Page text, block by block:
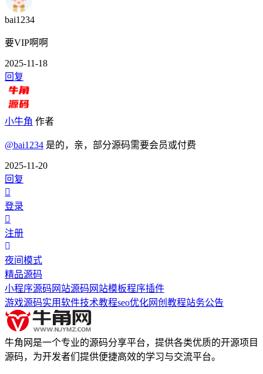
bai1234
要VIP啊啊
2025-11-18
回复
小牛角 作者
@bai1234 是的，亲，部分源码需要会员或付费
2025-11-20
回复
登录
注册
夜间模式
精品源码
小程序源码 网站源码 网站模板程序插件
游戏源码实用软件技术教程seo优化网创教程站务公告
牛角网是一个专业的源码分享平台，提供各类优质的开源项目
源码，为开发者们提供便捷高效的学习与交流平台。